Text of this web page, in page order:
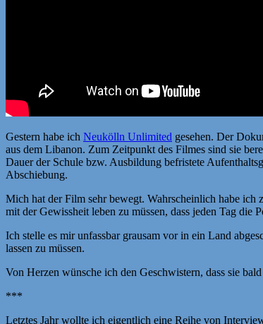
Gestern habe ich Neukölln Unlimited gesehen. Der
aus dem Libanon. Zum Zeitpunkt des Filmes sind sie
Dauer der Schule bzw. Ausbildung befristete
Abschiebung.
Mich hat der Film sehr bewegt. Wahrscheinlich habe ich
mit der Gewissheit leben zu müssen, dass jeden Tag
Ich stelle es mir unfassbar grausam vor in ein Land
lassen zu müssen.
Von Herzen wünsche ich den Geschwistern, dass sie
***
Letztes Jahr wollte ich eigentlich eine Reihe von